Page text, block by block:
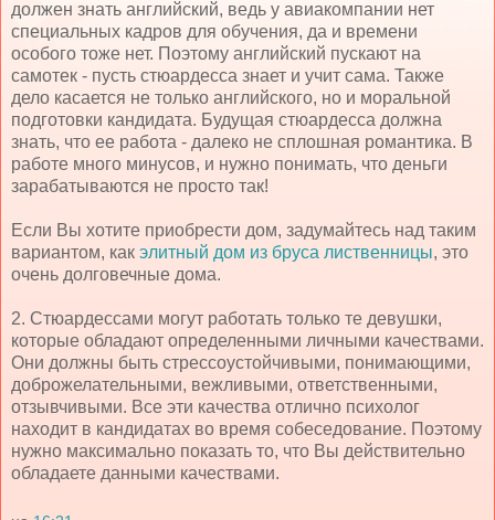
должен знать английский, ведь у авиакомпании нет
специальных кадров для обучения, да и времени
особого тоже нет. Поэтому английский пускают на
самотек - пусть стюардесса знает и учит сама. Также
дело касается не только английского, но и моральной
подготовки кандидата. Будущая стюардесса должна
знать, что ее работа - далеко не сплошная романтика. В
работе много минусов, и нужно понимать, что деньги
зарабатываются не просто так!
Если Вы хотите приобрести дом, задумайтесь над таким
вариантом, как элитный дом из бруса лиственницы, это
очень долговечные дома.
2. Стюардессами могут работать только те девушки,
которые обладают определенными личными качествами.
Они должны быть стрессоустойчивыми, понимающими,
доброжелательными, вежливыми, ответственными,
отзывчивыми. Все эти качества отлично психолог
находит в кандидатах во время собеседование. Поэтому
нужно максимально показать то, что Вы действительно
обладаете данными качествами.